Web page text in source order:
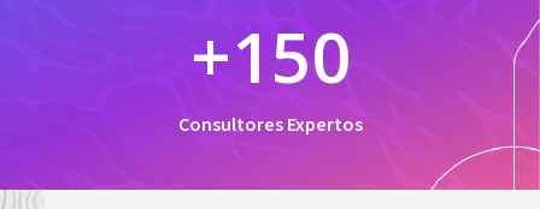
Consultores Expertos
+150